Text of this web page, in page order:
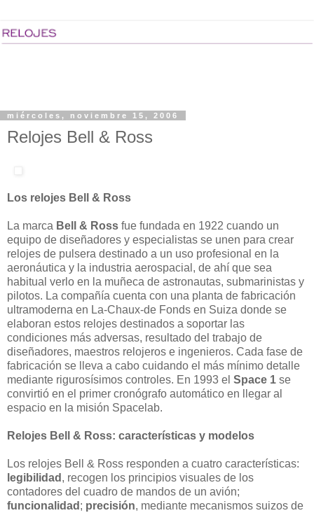
miércoles, noviembre 15, 2006
Relojes Bell & Ross
Los relojes Bell & Ross
La marca Bell & Ross fue fundada en 1922 cuando un
equipo de diseñadores y especialistas se unen para crear
relojes de pulsera destinado a un uso profesional en la
aeronáutica y la industria aerospacial, de ahí que sea
habitual verlo en la muñeca de astronautas, submarinistas y
pilotos. La compañía cuenta con una planta de fabricación
ultramoderna en La-Chaux-de Fonds en Suiza donde se
elaboran estos relojes destinados a soportar las
condiciones más adversas, resultado del trabajo de
diseñadores, maestros relojeros e ingenieros. Cada fase de
fabricación se lleva a cabo cuidando el más mínimo detalle
mediante rigurosísimos controles. En 1993 el Space 1 se
convirtió en el primer cronógrafo automático en llegar al
espacio en la misión Spacelab.
Relojes Bell & Ross: características y modelos
Los relojes Bell & Ross responden a cuatro características:
legibilidad , recogen los principios visuales de los
contadores del cuadro de mandos de un avión;
funcionalidad ; precisión, mediante mecanismos suizos de